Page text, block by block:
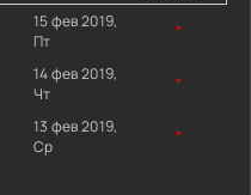
15 фев 2019,
Пт
*
14 фев 2019,
Чт
*
13 фев 2019,
Ср
*